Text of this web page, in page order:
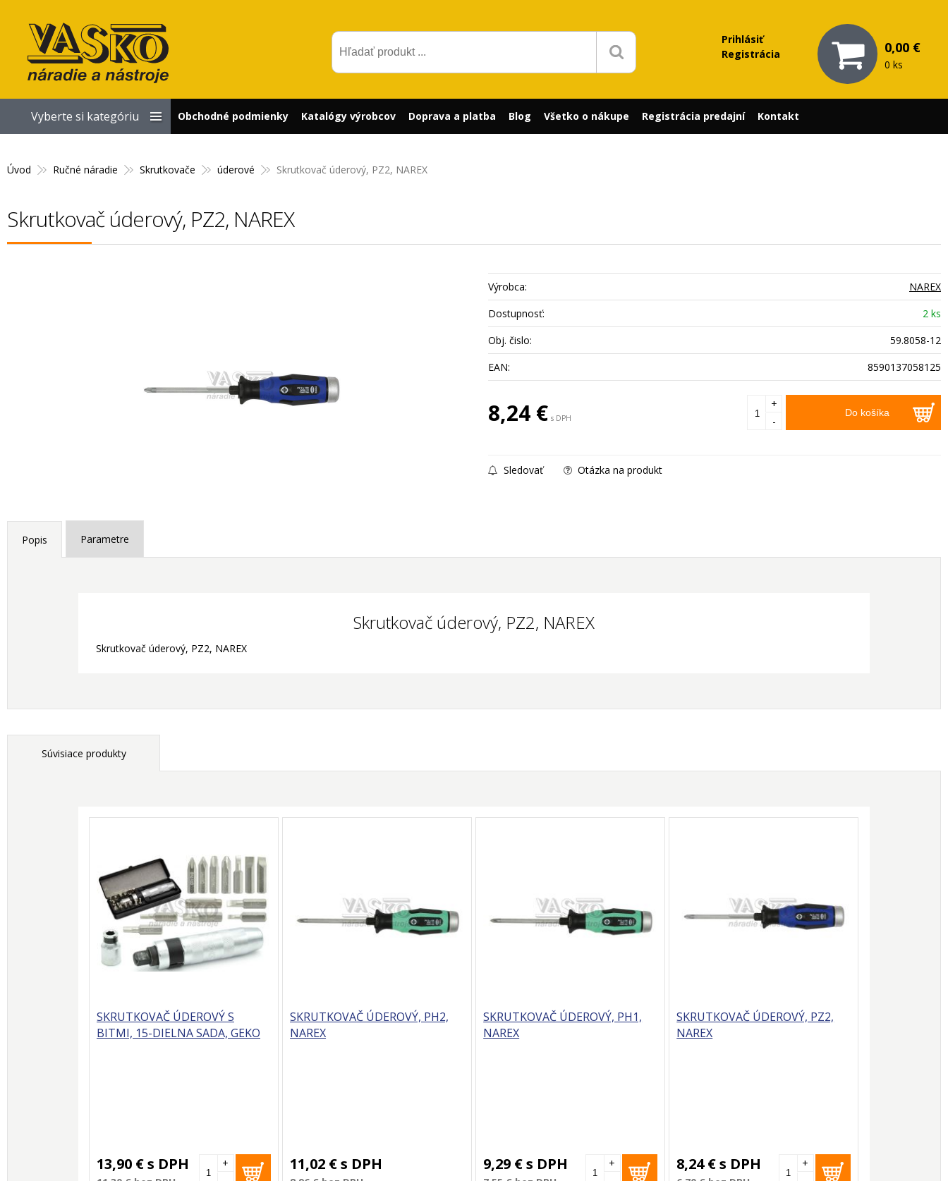
Prihlásiť
Registrácia
0,00 €
0 ks
Úvod Ručné náradie Skrutkovače úderové Skrutkovač úderový, PZ2, NAREX
Skrutkovač úderový, PZ2, NAREX
Výrobca:
NAREX
Dostupnosť:
2 ks
Obj. čislo:
59.8058-12
EAN:
8590137058125
8,24 € s DPH Do košíka
+
-
Sledovať Otázka na produkt
Popis Parametre
Skrutkovač úderový, PZ2, NAREX
Skrutkovač úderový, PZ2, NAREX
Súvisiace produkty
SKRUTKOVAČ ÚDEROVÝ S
BITMI, 15-DIELNA SADA, GEKO
13,90 €s DPH +
SKRUTKOVAČ ÚDEROVÝ, PH2,
NAREX
11,02 €s DPH
SKRUTKOVAČ ÚDEROVÝ, PH1,
NAREX
9,29 €s DPH +
SKRUTKOVAČ ÚDEROVÝ, PZ2,
NAREX
8,24 €s DPH +
Vyberte si kategóriu Obchodné podmienky Katalógy výrobcov Doprava a platba Blog Všetko o nákupe Registrácia predajní Kontakt